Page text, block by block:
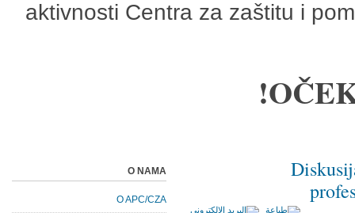
aktivnosti Centra za zaštitu i
O NAMA
O APC/CZA